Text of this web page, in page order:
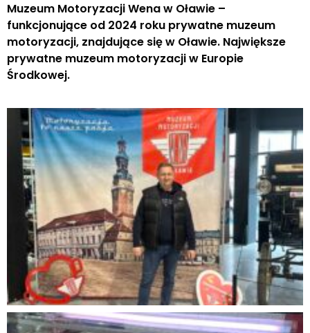
Muzeum Motoryzacji Wena w Oławie –
funkcjonujące od 2024 roku prywatne muzeum
motoryzacji, znajdujące się w Oławie. Największe
prywatne muzeum motoryzacji w Europie
Środkowej.